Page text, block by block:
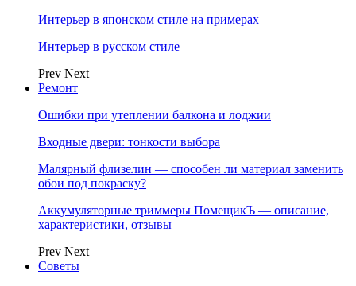
Интерьер в японском стиле на примерах
Интерьер в русском стиле
Prev Next
Ремонт
Ошибки при утеплении балкона и лоджии
Входные двери: тонкости выбора
Малярный флизелин — способен ли материал заменить
обои под покраску?
Аккумуляторные триммеры ПомещикЪ — описание,
характеристики, отзывы
Prev Next
Советы